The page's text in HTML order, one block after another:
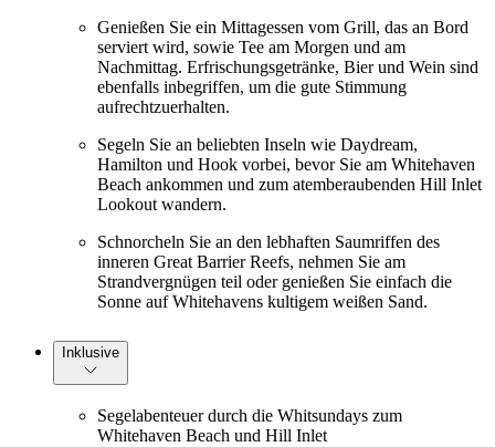
Genießen Sie ein Mittagessen vom Grill, das an Bord
serviert wird, sowie Tee am Morgen und am
Nachmittag. Erfrischungsgetränke, Bier und Wein sind
ebenfalls inbegriffen, um die gute Stimmung
aufrechtzuerhalten.
Segeln Sie an beliebten Inseln wie Daydream,
Hamilton und Hook vorbei, bevor Sie am Whitehaven
Beach ankommen und zum atemberaubenden Hill Inlet
Lookout wandern.
Schnorcheln Sie an den lebhaften Saumriffen des
inneren Great Barrier Reefs, nehmen Sie am
Strandvergnügen teil oder genießen Sie einfach die
Sonne auf Whitehavens kultigem weißen Sand.
Inklusive
Segelabenteuer durch die Whitsundays zum
Whitehaven Beach und Hill Inlet